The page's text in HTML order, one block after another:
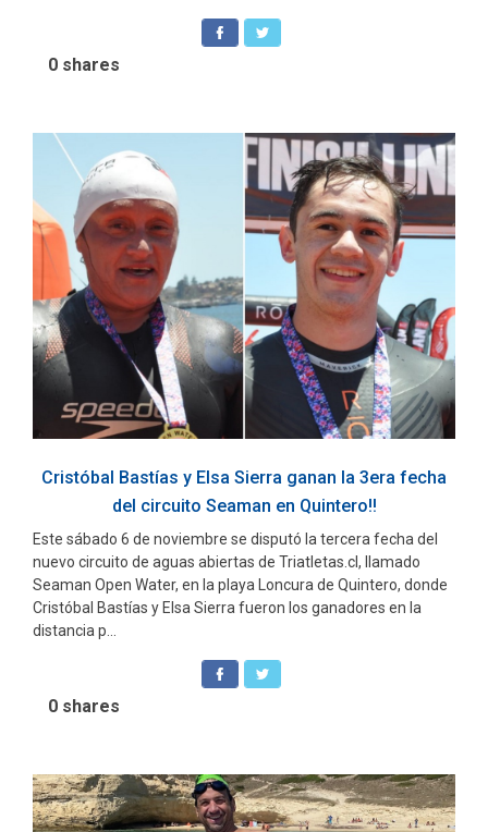
0 shares
Cristóbal Bastías y Elsa Sierra ganan la 3era fecha
del circuito Seaman en Quintero!!
Este sábado 6 de noviembre se disputó la tercera fecha del
nuevo circuito de aguas abiertas de Triatletas.cl, llamado
Seaman Open Water, en la playa Loncura de Quintero, donde
Cristóbal Bastías y Elsa Sierra fueron los ganadores en la
distancia p...
0 shares